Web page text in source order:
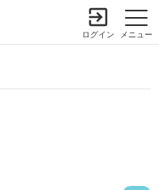
メニュー
ログイン